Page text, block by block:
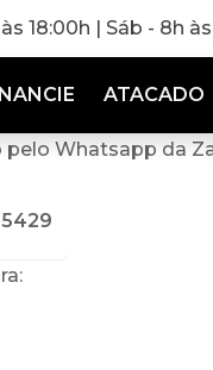
18:00h | Sáb - 8h
ATACADO
Whatsapp da